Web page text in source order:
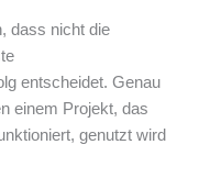
dass nicht die
entscheidet. Genau
einem Projekt, das
genutzt wird